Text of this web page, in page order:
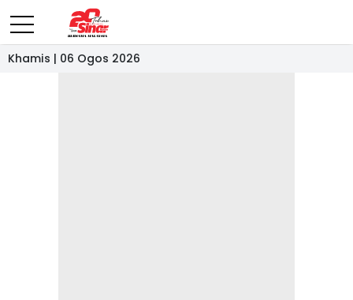
Khamis | 06 Ogos 2026